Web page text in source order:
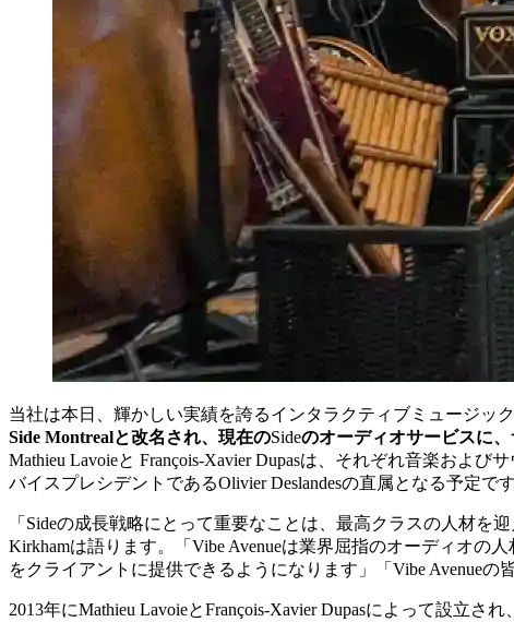
当社は本日、輝かしい実績を誇るインタラクティブミュージッ
Side Montrealと改名され、現在のSideのオーディオサービスに
Mathieu Lavoieと François-Xavier Dupasは、それぞれ音楽およ
バイスプレシデントであるOlivier Deslandesの直属となる予定です
「Sideの成長戦略にとって重要なことは、最高クラスの人材を
Kirkhamは語ります。「Vibe Avenueは業界屈指のオーディオの
をクライアントに提供できるようになります」「Vibe Avenueの
2013年にMathieu LavoieとFrançois-Xavier Dupasによって設立